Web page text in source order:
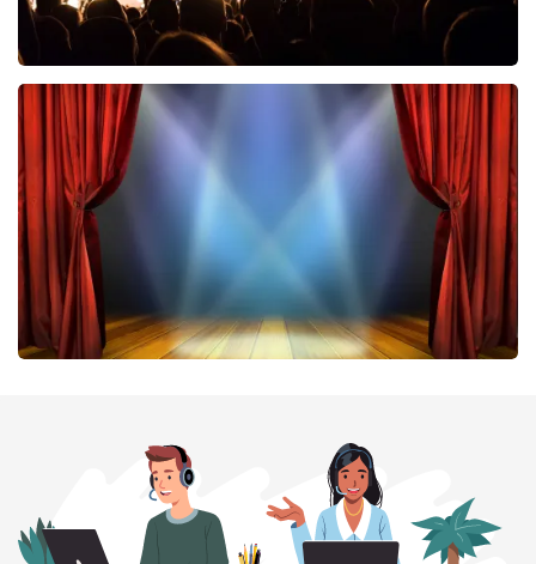
Don Omar
402 laatste 30 minuten
BESTEL NU
BESTEL NU